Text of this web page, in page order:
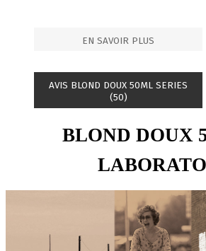
EN SAVOIR PLUS
AVIS BLOND DOUX 50ML SERIES
(50)
BLOND DOUX